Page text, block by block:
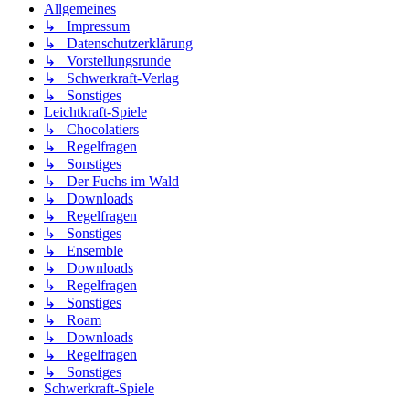
Allgemeines
↳ Impressum
↳ Datenschutzerklärung
↳ Vorstellungsrunde
↳ Schwerkraft-Verlag
↳ Sonstiges
Leichtkraft-Spiele
↳ Chocolatiers
↳ Regelfragen
↳ Sonstiges
↳ Der Fuchs im Wald
↳ Downloads
↳ Regelfragen
↳ Sonstiges
↳ Ensemble
↳ Downloads
↳ Regelfragen
↳ Sonstiges
↳ Roam
↳ Downloads
↳ Regelfragen
↳ Sonstiges
Schwerkraft-Spiele